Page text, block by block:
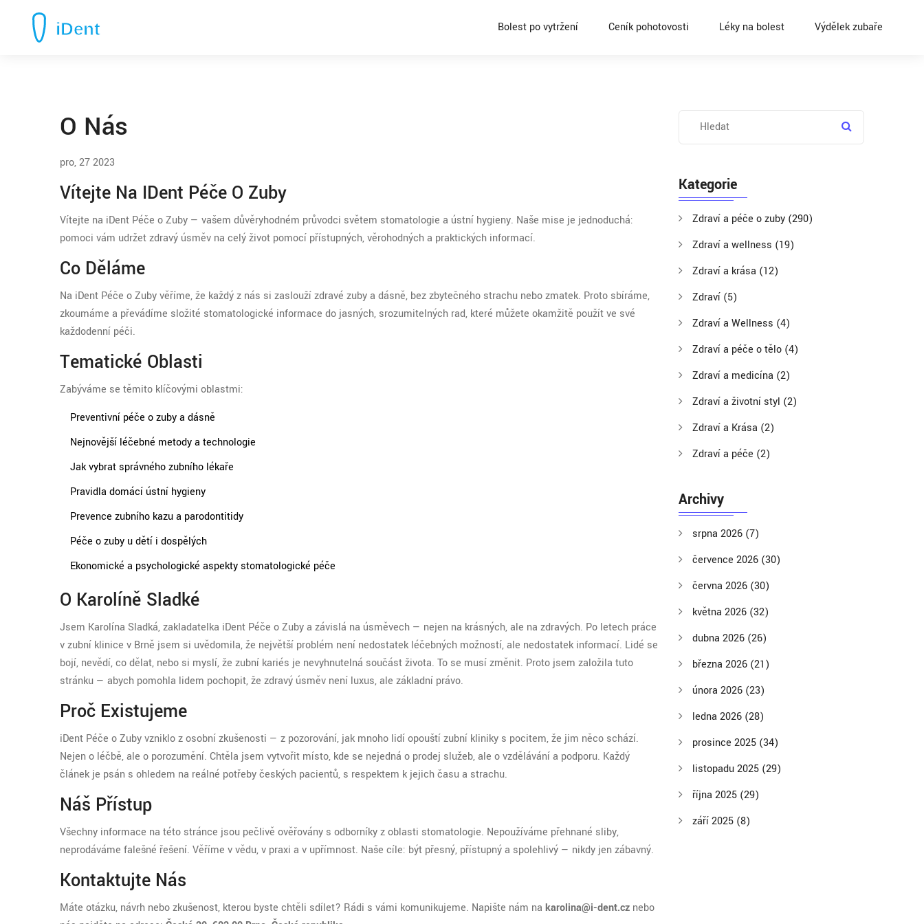
Bolest po vytržení Ceník pohotovosti Léky na bolest Výdělek zubaře
O Nás
pro, 27 2023
Vítejte Na IDent Péče O Zuby
Vítejte na iDent Péče o Zuby — vašem důvěryhodném průvodci světem stomatologie a ústní hygieny. Naše mise je jednoduchá:
pomoci vám udržet zdravý úsměv na celý život pomocí přístupných, věrohodných a praktických informací.
Co Děláme
Na iDent Péče o Zuby věříme, že každý z nás si zaslouží zdravé zuby a dásně, bez zbytečného strachu nebo zmatek. Proto sbíráme,
zkoumáme a převádíme složité stomatologické informace do jasných, srozumitelných rad, které můžete okamžitě použít ve své
každodenní péči.
Tematické Oblasti
Zabýváme se těmito klíčovými oblastmi:
Preventivní péče o zuby a dásně
Nejnovější léčebné metody a technologie
Jak vybrat správného zubního lékaře
Pravidla domácí ústní hygieny
Prevence zubního kazu a parodontitidy
Péče o zuby u dětí i dospělých
Ekonomické a psychologické aspekty stomatologické péče
O Karolíně Sladké
Jsem Karolína Sladká, zakladatelka iDent Péče o Zuby a závislá na úsměvech — nejen na krásných, ale na zdravých. Po letech práce
v zubní klinice v Brně jsem si uvědomila, že největší problém není nedostatek léčebných možností, ale nedostatek informací. Lidé se
bojí, nevědí, co dělat, nebo si myslí, že zubní kariés je nevyhnutelná součást života. To se musí změnit. Proto jsem založila tuto
stránku — abych pomohla lidem pochopit, že zdravý úsměv není luxus, ale základní právo.
Proč Existujeme
iDent Péče o Zuby vzniklo z osobní zkušenosti — z pozorování, jak mnoho lidí opouští zubní kliniky s pocitem, že jim něco schází.
Nejen o léčbě, ale o porozumění. Chtěla jsem vytvořit místo, kde se nejedná o prodej služeb, ale o vzdělávání a podporu. Každý
článek je psán s ohledem na reálné potřeby českých pacientů, s respektem k jejich času a strachu.
Náš Přístup
Všechny informace na této stránce jsou pečlivě ověřovány s odborníky z oblasti stomatologie. Nepoužíváme přehnané sliby,
neprodáváme falešné řešení. Věříme v vědu, v praxi a v upřímnost. Naše cíle: být přesný, přístupný a spolehlivý — nikdy jen zábavný.
Kontaktujte Nás
Máte otázku, návrh nebo zkušenost, kterou byste chtěli sdílet? Rádi s vámi komunikujeme. Napište nám na karolina@i-dent.cz nebo
Kategorie
Zdraví a péče o zuby (290)
Zdraví a wellness (19)
Zdraví a krása (12)
Zdraví (5)
Zdraví a Wellness (4)
Zdraví a péče o tělo (4)
Zdraví a medicína (2)
Zdraví a životní styl (2)
Zdraví a Krása (2)
Zdraví a péče (2)
Archivy
srpna 2026 (7)
července 2026 (30)
června 2026 (30)
května 2026 (32)
dubna 2026 (26)
března 2026 (21)
února 2026 (23)
ledna 2026 (28)
prosince 2025 (34)
listopadu 2025 (29)
října 2025 (29)
září 2025 (8)